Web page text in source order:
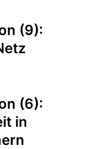
(9):
(6):
in